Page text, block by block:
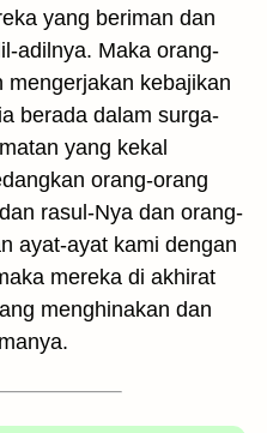
yang beriman dan
adilnya. Maka orang-
kebajikan
berada dalam surga-
yang kekal
orang-orang
rasul-Nya dan orang-
ayat-ayat kami dengan
mereka di akhirat
menghinakan dan